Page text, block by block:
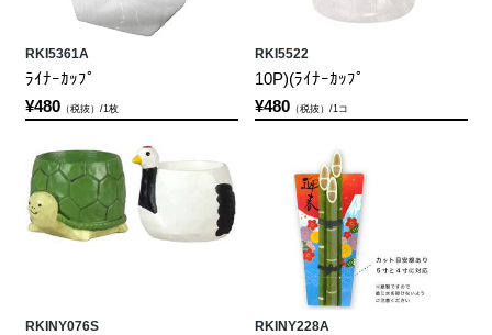
RKI5361A
ﾗｲﾅｰｶｯﾌﾟ
¥480（税抜）/1枚
RKI5522
10P)(ﾗｲﾅｰｶｯﾌﾟ
¥480（税抜）/1コ
RKINY076S RKINY228A